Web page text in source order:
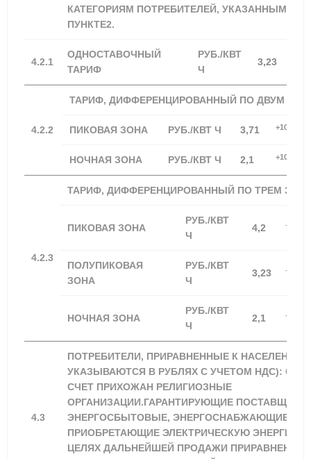
КАТЕГОРИЯМ ПОТРЕБИТЕЛЕЙ, УКАЗАННЫМ В
ПУНКТЕ2.
4.2.1
ОДНОСТАВОЧНЫЙ
ТАРИФ
РУБ./КВТ
Ч
3,23
4.2.2
ТАРИФ, ДИФФЕРЕНЦИРОВАННЫЙ ПО ДВУМ
ПИКОВАЯ ЗОНА РУБ./КВТ Ч 3,71 +100,00%
НОЧНАЯ ЗОНА РУБ./КВТ Ч 2,1 +100,00%
4.2.3
ТАРИФ, ДИФФЕРЕНЦИРОВАННЫЙ ПО ТРЕМ
ПИКОВАЯ ЗОНА
РУБ./КВТ
Ч
4,2
ПОЛУПИКОВАЯ
ЗОНА
РУБ./КВТ
Ч
3,23
НОЧНАЯ ЗОНА
РУБ./КВТ
Ч
2,1
4.3
ПОТРЕБИТЕЛИ, ПРИРАВНЕННЫЕ К НАСЕЛЕНИЮ
УКАЗЫВАЮТСЯ В РУБЛЯХ С УЧЕТОМ НДС):
СЧЕТ ПРИХОЖАН РЕЛИГИОЗНЫЕ
ОРГАНИЗАЦИИ.ГАРАНТИРУЮЩИЕ ПОСТАВЩИКИ,
ЭНЕРГОСБЫТОВЫЕ, ЭНЕРГОСНАБЖАЮЩИЕ
ПРИОБРЕТАЮЩИЕ ЭЛЕКТРИЧЕСКУЮ ЭНЕРГИЮ
ЦЕЛЯХ ДАЛЬНЕЙШЕЙ ПРОДАЖИ